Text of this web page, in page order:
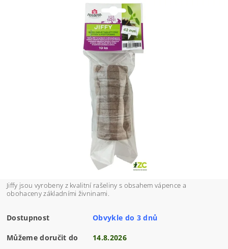
Jiffy jsou vyrobeny z kvalitní rašeliny s obsahem vápence a
obohaceny základními živninami.
Dostupnost Obvykle do 3 dnů
Můžeme doručit do 14.8.2026